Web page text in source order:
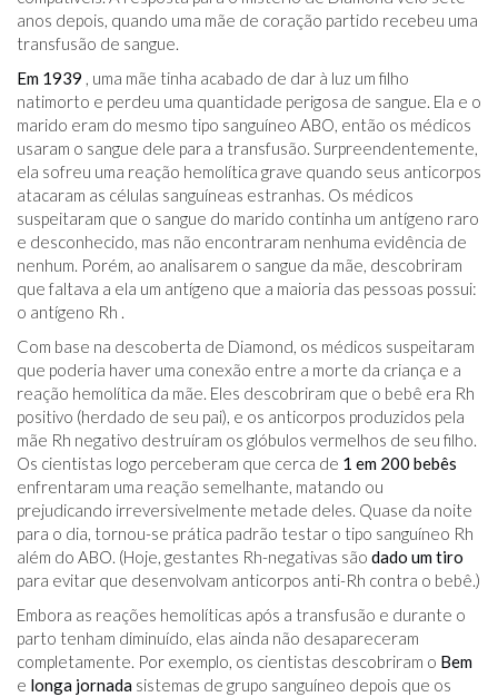
anos depois, quando uma mãe de coração partido recebeu uma
transfusão de sangue.
Em 1939 , uma mãe tinha acabado de dar à luz um filho
natimorto e perdeu uma quantidade perigosa de sangue. Ela e o
marido eram do mesmo tipo sanguíneo ABO, então os médicos
usaram o sangue dele para a transfusão. Surpreendentemente,
ela sofreu uma reação hemolítica grave quando seus anticorpos
atacaram as células sanguíneas estranhas. Os médicos
suspeitaram que o sangue do marido continha um antígeno raro
e desconhecido, mas não encontraram nenhuma evidência de
nenhum. Porém, ao analisarem o sangue da mãe, descobriram
que faltava a ela um antígeno que a maioria das pessoas possui:
o antígeno Rh .
Com base na descoberta de Diamond, os médicos suspeitaram
que poderia haver uma conexão entre a morte da criança e a
reação hemolítica da mãe. Eles descobriram que o bebê era Rh
positivo (herdado de seu pai), e os anticorpos produzidos pela
mãe Rh negativo destruíram os glóbulos vermelhos de seu filho.
Os cientistas logo perceberam que cerca de 1 em 200 bebês
enfrentaram uma reação semelhante, matando ou
prejudicando irreversivelmente metade deles. Quase da noite
para o dia, tornou-se prática padrão testar o tipo sanguíneo Rh
além do ABO. (Hoje, gestantes Rh-negativas são dado um tiro
para evitar que desenvolvam anticorpos anti-Rh contra o bebê.)
Embora as reações hemolíticas após a transfusão e durante o
parto tenham diminuído, elas ainda não desapareceram
completamente. Por exemplo, os cientistas descobriram o Bem
e longa jornada sistemas de grupo sanguíneo depois que os